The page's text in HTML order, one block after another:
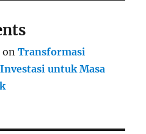
onTransformasi
untuk Masa